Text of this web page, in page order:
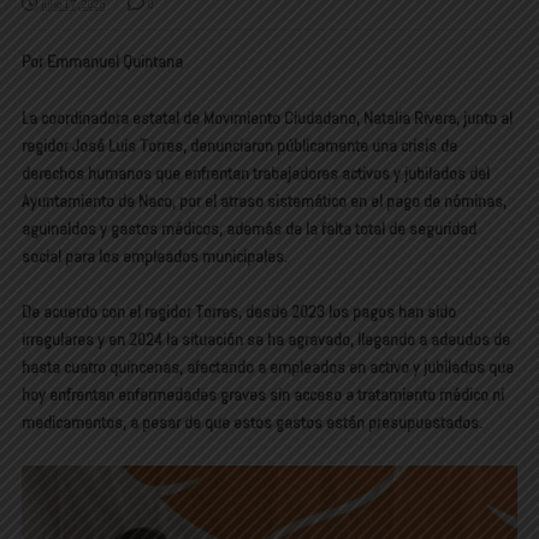
julio 17, 2025 0
Por Emmanuel Quintana
La coordinadora estatal de Movimiento Ciudadano, Natalia Rivera, junto al
regidor José Luis Torres, denunciaron públicamente una crisis de
derechos humanosque enfrentan trabajadores activos y jubilados del
Ayuntamiento de Naco, por el atraso sistemático en el pago de nóminas,
aguinaldos y gastos médicos, además de la falta total de seguridad
socialpara los empleados municipales.
De acuerdo con el regidor Torres, desde 2023 los pagos han sido
irregulares y en 2024 la situación se ha agravado, llegando a adeudos de
hasta cuatro quincenas, afectando a empleados en activo y jubilados que
hoy enfrentan enfermedades graves sin acceso a tratamiento médico ni
medicamentos, a pesar de que estos gastos están presupuestados.